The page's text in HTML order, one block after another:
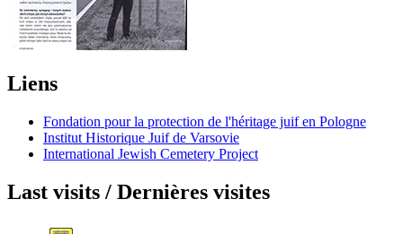
Liens
Fondation pour la protection de l'héritage juif en Pologne
Institut Historique Juif de Varsovie
International Jewish Cemetery Project
Last visits / Dernières visites